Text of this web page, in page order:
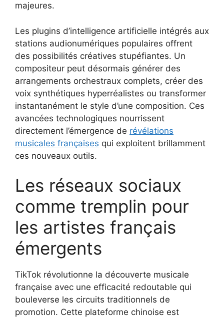
majeures.
Les plugins d’intelligence artificielle intégrés aux
stations audionumériques populaires offrent
des possibilités créatives stupéfiantes. Un
compositeur peut désormais générer des
arrangements orchestraux complets, créer des
voix synthétiques hyperréalistes ou transformer
instantanément le style d’une composition. Ces
avancées technologiques nourrissent
directement l’émergence de révélations
musicales françaises qui exploitent brillamment
ces nouveaux outils.
Les réseaux sociaux
comme tremplin pour
les artistes français
émergents
TikTok révolutionne la découverte musicale
française avec une efficacité redoutable qui
bouleverse les circuits traditionnels de
promotion. Cette plateforme chinoise est